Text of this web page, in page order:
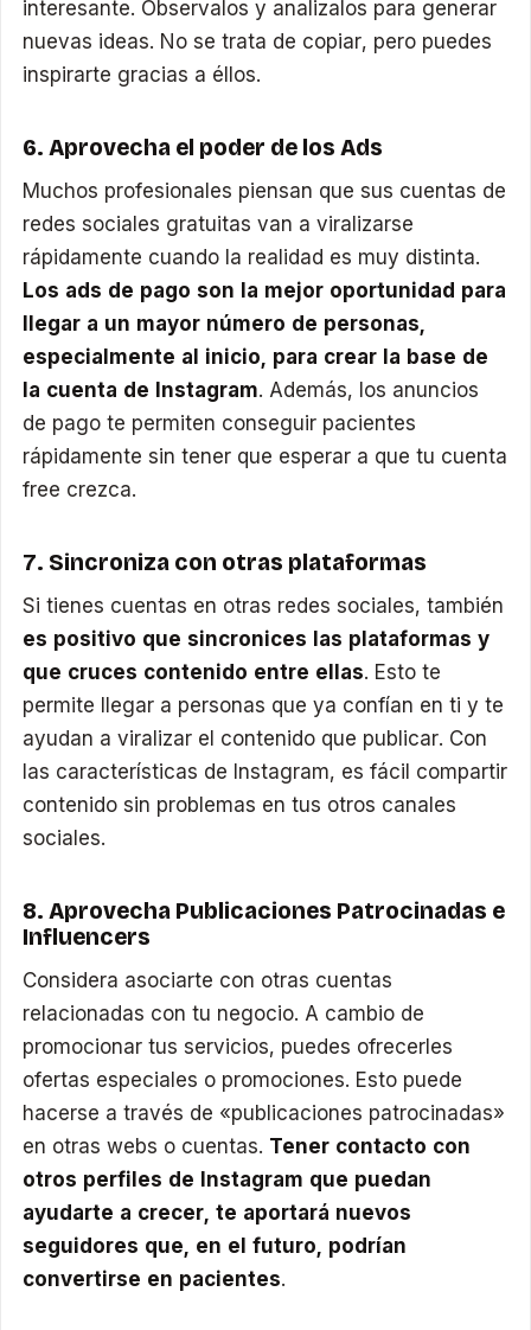
interesante. Observalos y analizalos para generar
nuevas ideas. No se trata de copiar, pero puedes
inspirarte gracias a éllos.
6. Aprovecha el poder de los Ads
Muchos profesionales piensan que sus cuentas de
redes sociales gratuitas van a viralizarse
rápidamente cuando la realidad es muy distinta.
Los ads de pago son la mejor oportunidad para
llegar a un mayor número de personas,
especialmente al inicio, para crear la base de
la cuenta de Instagram. Además, los anuncios
de pago te permiten conseguir pacientes
rápidamente sin tener que esperar a que tu cuenta
free crezca.
7. Sincroniza con otras plataformas
Si tienes cuentas en otras redes sociales, también
es positivo que sincronices las plataformas y
que cruces contenido entre ellas. Esto te
permite llegar a personas que ya confían en ti y te
ayudan a viralizar el contenido que publicar. Con
las características de Instagram, es fácil compartir
contenido sin problemas en tus otros canales
sociales.
8. Aprovecha Publicaciones Patrocinadas e
Influencers
Considera asociarte con otras cuentas
relacionadas con tu negocio. A cambio de
promocionar tus servicios, puedes ofrecerles
ofertas especiales o promociones. Esto puede
hacerse a través de «publicaciones patrocinadas»
en otras webs o cuentas. Tener contacto con
otros perfiles de Instagram que puedan
ayudarte a crecer, te aportará nuevos
seguidores que, en el futuro, podrían
convertirse en pacientes.